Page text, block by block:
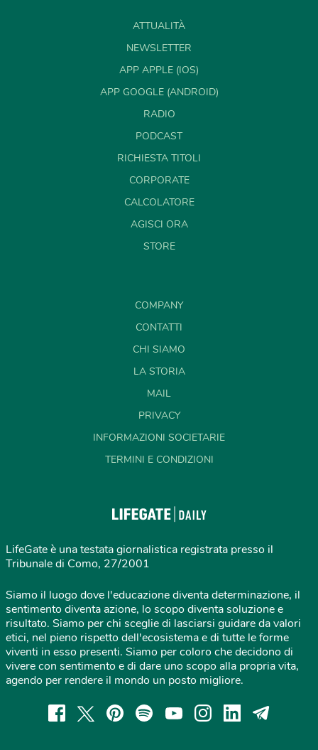
ATTUALITÀ
NEWSLETTER
APP APPLE (IOS)
APP GOOGLE (ANDROID)
RADIO
PODCAST
RICHIESTA TITOLI
CORPORATE
CALCOLATORE
AGISCI ORA
STORE
COMPANY
CONTATTI
CHI SIAMO
LA STORIA
MAIL
PRIVACY
INFORMAZIONI SOCIETARIE
TERMINI E CONDIZIONI
LifeGate è una testata giornalistica registrata presso il
Tribunale di Como, 27/2001
Siamo il luogo dove l'educazione diventa determinazione, il
sentimento diventa azione, lo scopo diventa soluzione e
risultato. Siamo per chi sceglie di lasciarsi guidare da valori
etici, nel pieno rispetto dell'ecosistema e di tutte le forme
viventi in esso presenti. Siamo per coloro che decidono di
vivere con sentimento e di dare uno scopo alla propria vita,
agendo per rendere il mondo un posto migliore.